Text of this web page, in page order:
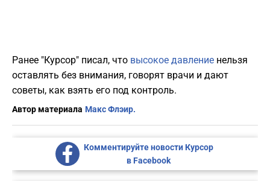
Ранее "Курсор" писал, что высокое давление нельзя
оставлять без внимания, говорят врачи и дают
советы, как взять его под контроль.
Автор материала Макс Флэир.
Комментируйте новости Курсор
в Facebook